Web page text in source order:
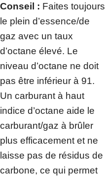
Conseil : Faites toujours
le plein d’essence/de
gaz avec un taux
d’octane élevé. Le
niveau d’octane ne doit
pas être inférieur à 91.
Un carburant à haut
indice d’octane aide le
carburant/gaz à brûler
plus efficacement et ne
laisse pas de résidus de
carbone, ce qui permet